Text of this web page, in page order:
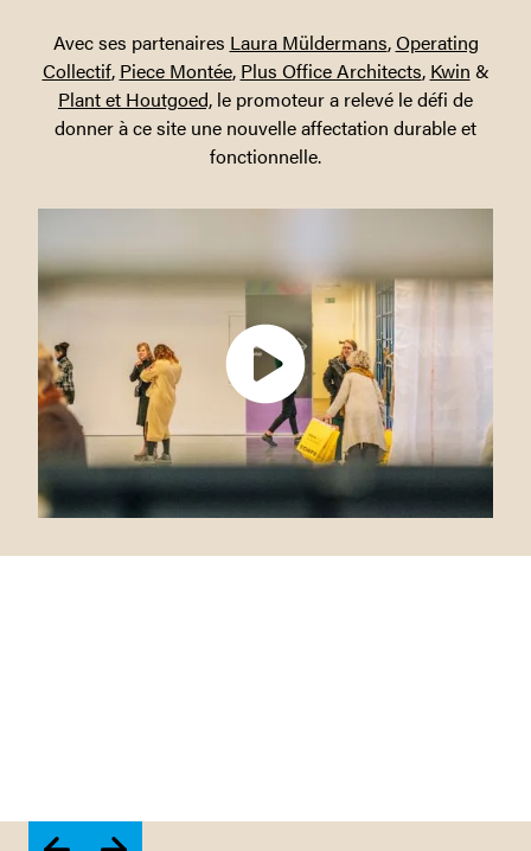
Avec ses partenaires Laura Müldermans,Operating
Collectif, Piece Montée, Plus Office Architects, Kwin &
Plant et Houtgoed, le promoteur a relevé le défi de
donner à ce site une nouvelle affectation durable et
fonctionnelle.